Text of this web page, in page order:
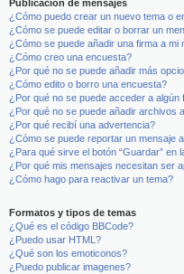
Publicación de mensajes
¿Cómo puedo crear un nuevo tema o
¿Cómo se puede editar o borrar un
¿Cómo se puede añadir una firma a mi
¿Cómo creo una encuesta?
¿Por qué no se puede añadir más
¿Cómo edito o borro una encuesta?
¿Por qué no se puede acceder a algún
¿Por qué no se puede añadir archivos
¿Por qué recibí una advertencia?
¿Cómo se puede reportar un mensaje
¿Para qué sirve el botón “Guardar” en
¿Por qué mis mensajes necesitan ser
¿Cómo hago para reactivar un tema?
Formatos y tipos de temas
¿Qué es el código BBCode?
¿Puedo usar HTML?
¿Qué son los emoticonos?
¿Puedo publicar imagenes?